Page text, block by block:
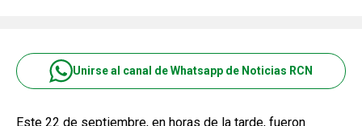
Unirse al canal de Whatsapp de Noticias RCN
Este 22 de septiembre, en horas de la tarde, fueron